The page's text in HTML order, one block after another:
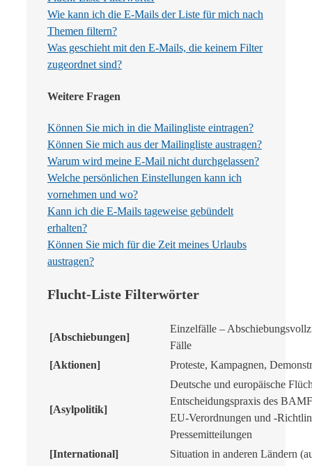
Wie kann ich die E-Mails der Liste für mich nach
Themen filtern?
Was geschieht mit den E-Mails, die keinem Filter
zugeordnet sind?
Weitere Fragen
Können Sie mich in die Mailingliste eintragen?
Können Sie mich aus der Mailingliste austragen?
Warum wird meine E-Mail nicht durchgelassen?
Welche persönlichen Einstellungen kann ich
vornehmen und wo?
Kann ich die E-Mails tageweise gebündelt
erhalten?
Können Sie mich für die Zeit meines Urlaubs
austragen?
Flucht-Liste Filterwörter
[Abschiebungen]
Einzelfälle –
Fälle
[Aktionen]
Proteste, Kampagnen,
[Asylpolitik]
Deutsche und europäische
Entscheidungspraxis des
EU-Verordnungen und -
Pressemitteilungen
[International]
Situation in anderen Ländern